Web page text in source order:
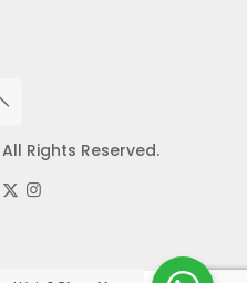
Rights Reserved.